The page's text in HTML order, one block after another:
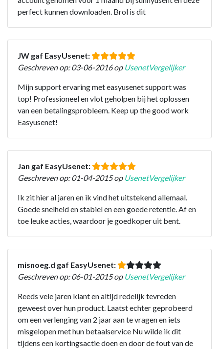
perfect kunnen downloaden. Brol is dit
JW gaf EasyUsenet:
Geschreven op: 03-06-2016 op UsenetVergelijker
Mijn support ervaring met easyusenet support was
top! Professioneel en vlot geholpen bij het oplossen
van een betalingsprobleem. Keep up the good work
Easyusenet!
Jan gaf EasyUsenet:
Geschreven op: 01-04-2015 op UsenetVergelijker
Ik zit hier al jaren en ik vind het uitstekend allemaal.
Goede snelheid en stabiel en een goede retentie. Af en
toe leuke acties, waardoor je goedkoper uit bent.
misnoeg.d gaf EasyUsenet:
Geschreven op: 06-01-2015 op UsenetVergelijker
Reeds vele jaren klant en altijd redelijk tevreden
geweest over hun product. Laatst echter geprobeerd
om een verlenging van 2 jaar aan te vragen en iets
misgelopen met hun betaalservice Nu wilde ik dit
tijdens een kortingsactie doen en door de fout van de